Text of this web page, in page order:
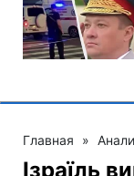
Главная »
Ізраїль